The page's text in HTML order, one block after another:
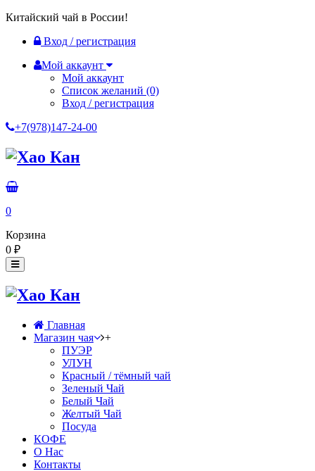
Китайский чай в России!
Вход / регистрация
Мой аккаунт
Мой аккаунт
Список желаний (0)
Вход / регистрация
+7(978)147-24-00
0
Корзина
0 ₽
Главная
Магазин чая
+
ПУЭР
УЛУН
Красный / тёмный чай
Зеленый Чай
Белый Чай
Желтый Чай
Посуда
КОФЕ
О Нас
Контакты